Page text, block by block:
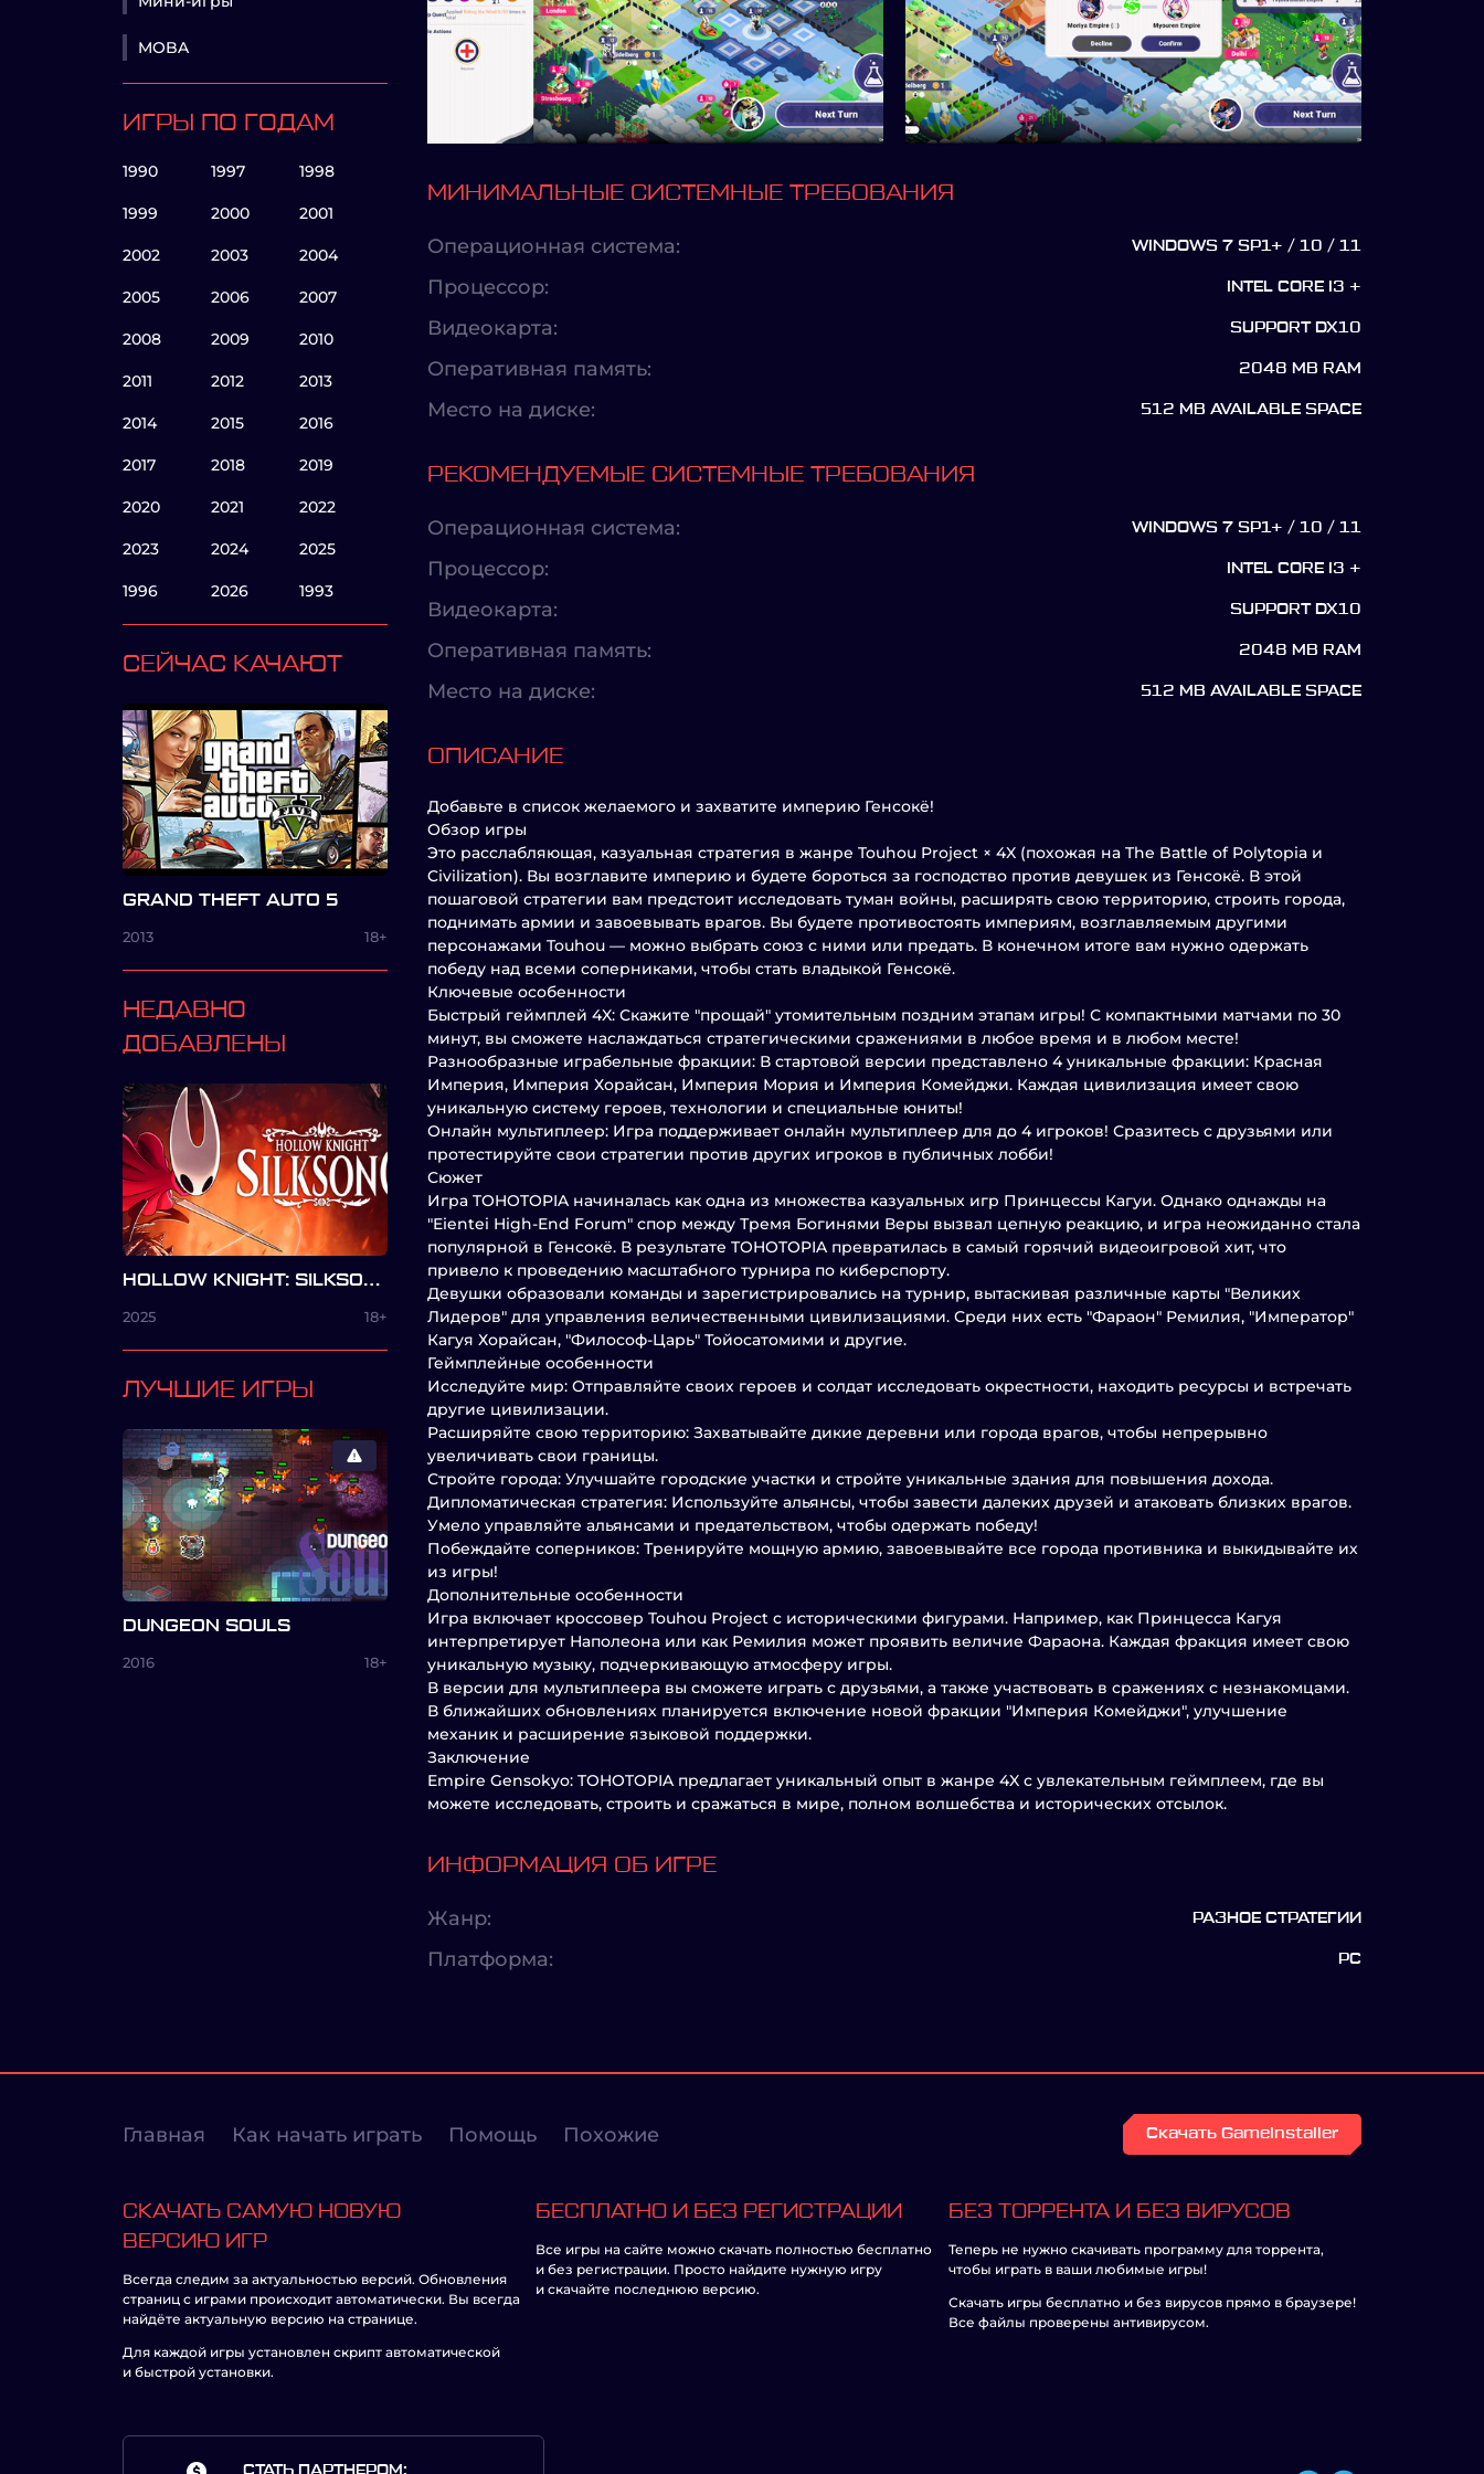
MOBA
ИГРЫ ПО ГОДАМ
1990 1997 1998
1999 2000 2001
2002 2003 2004
2005 2006 2007
2008 2009 2010
2011 2012 2013
2014 2015 2016
2017 2018 2019
2020 2021 2022
2023 2024 2025
1996 2026 1993
СЕЙЧАС КАЧАЮТ
GRAND THEFT AUTO 5
2013 18+
НЕДАВНО
ДОБАВЛЕНЫ
HOLLOW KNIGHT: SILKSONG
2025 18+
ЛУЧШИЕ ИГРЫ
DUNGEON SOULS
2016 18+
МИНИМАЛЬНЫЕ СИСТЕМНЫЕ ТРЕБОВАНИЯ
Операционная система: WINDOWS 7 SP1+ / 10 / 11
Процессор: INTEL CORE I3 +
Видеокарта: SUPPORT DX10
Оперативная память: 2048 MB RAM
Место на диске: 512 MB AVAILABLE SPACE
РЕКОМЕНДУЕМЫЕ СИСТЕМНЫЕ ТРЕБОВАНИЯ
Операционная система: WINDOWS 7 SP1+ / 10 / 11
Процессор: INTEL CORE I3 +
Видеокарта: SUPPORT DX10
Оперативная память: 2048 MB RAM
Место на диске: 512 MB AVAILABLE SPACE
ОПИСАНИЕ
Добавьте в список желаемого и захватите империю Генсокё!
Обзор игры
Это расслабляющая, казуальная стратегия в жанре Touhou Project × 4X (похожая на The Battle of Polytopia и
Civilization). Вы возглавите империю и будете бороться за господство против девушек из Генсокё. В этой
пошаговой стратегии вам предстоит исследовать туман войны, расширять свою территорию, строить города,
поднимать армии и завоевывать врагов. Вы будете противостоять империям, возглавляемым другими
персонажами Touhou — можно выбрать союз с ними или предать. В конечном итоге вам нужно одержать
победу над всеми соперниками, чтобы стать владыкой Генсокё.
Ключевые особенности
Быстрый геймплей 4X: Скажите "прощай" утомительным поздним этапам игры! С компактными матчами по 30
минут, вы сможете наслаждаться стратегическими сражениями в любое время и в любом месте!
Разнообразные играбельные фракции: В стартовой версии представлено 4 уникальные фракции: Красная
Империя, Империя Хорайсан, Империя Мория и Империя Комейджи. Каждая цивилизация имеет свою
уникальную систему героев, технологии и специальные юниты!
Онлайн мультиплеер: Игра поддерживает онлайн мультиплеер для до 4 игроков! Сразитесь с друзьями или
протестируйте свои стратегии против других игроков в публичных лобби!
Сюжет
Игра TOHOTOPIA начиналась как одна из множества казуальных игр Принцессы Кагуи. Однако однажды на
"Eientei High-End Forum" спор между Тремя Богинями Веры вызвал цепную реакцию, и игра неожиданно стала
популярной в Генсокё. В результате TOHOTOPIA превратилась в самый горячий видеоигровой хит, что
привело к проведению масштабного турнира по киберспорту.
Девушки образовали команды и зарегистрировались на турнир, вытаскивая различные карты "Великих
Лидеров" для управления величественными цивилизациями. Среди них есть "Фараон" Ремилия, "Император"
Кагуя Хорайсан, "Философ-Царь" Тойосатомими и другие.
Геймплейные особенности
Исследуйте мир: Отправляйте своих героев и солдат исследовать окрестности, находить ресурсы и встречать
другие цивилизации.
Расширяйте свою территорию: Захватывайте дикие деревни или города врагов, чтобы непрерывно
увеличивать свои границы.
Стройте города: Улучшайте городские участки и стройте уникальные здания для повышения дохода.
Дипломатическая стратегия: Используйте альянсы, чтобы завести далеких друзей и атаковать близких врагов.
Умело управляйте альянсами и предательством, чтобы одержать победу!
Побеждайте соперников: Тренируйте мощную армию, завоевывайте все города противника и выкидывайте их
из игры!
Дополнительные особенности
Игра включает кроссовер Touhou Project с историческими фигурами. Например, как Принцесса Кагуя
интерпретирует Наполеона или как Ремилия может проявить величие Фараона. Каждая фракция имеет свою
уникальную музыку, подчеркивающую атмосферу игры.
В версии для мультиплеера вы сможете играть с друзьями, а также участвовать в сражениях с незнакомцами.
В ближайших обновлениях планируется включение новой фракции "Империя Комейджи", улучшение
механик и расширение языковой поддержки.
Заключение
Empire Gensokyo: TOHOTOPIA предлагает уникальный опыт в жанре 4X с увлекательным геймплеем, где вы
можете исследовать, строить и сражаться в мире, полном волшебства и исторических отсылок.
ИНФОРМАЦИЯ ОБ ИГРЕ
Жанр: РАЗНОЕ СТРАТЕГИИ
Платформа: PC
Главная Как начать играть Помощь Похожие Скачать GameInstaller
СКАЧАТЬ САМУЮ НОВУЮ
ВЕРСИЮ ИГР
Всегда следим за актуальностью версий. Обновления
страниц с играми происходит автоматически. Вы всегда
найдёте актуальную версию на странице.
Для каждой игры установлен скрипт автоматической
и быстрой установки.
БЕСПЛАТНО И БЕЗ РЕГИСТРАЦИИ
Все игры на сайте можно скачать полностью бесплатно
и без регистрации. Просто найдите нужную игру
и скачайте последнюю версию.
БЕЗ ТОРРЕНТА И БЕЗ ВИРУСОВ
Теперь не нужно скачивать программу для торрента,
чтобы играть в ваши любимые игры!
Скачать игры бесплатно и без вирусов прямо в браузере!
Все файлы проверены антивирусом.
СТАТЬ ПАРТНЕРОМ: